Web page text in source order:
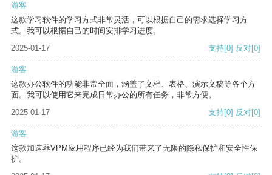
游客
这款学习软件的学习方式非常灵活，可以根据自己的需求选择学习方
式。我可以根据自己的时间安排学习进度。
2025-01-17
支持[0] 反对[0]
游客
这款办公软件的功能非常全面，涵盖了文档、表格、演示文稿等各个方
面。我可以使用它来完成日常办公的所有任务，非常方便。
2025-01-17
支持[0] 反对[0]
游客
这款加速器VPM应用程序已经为我们带来了无限的隐私保护和安全性保
护。